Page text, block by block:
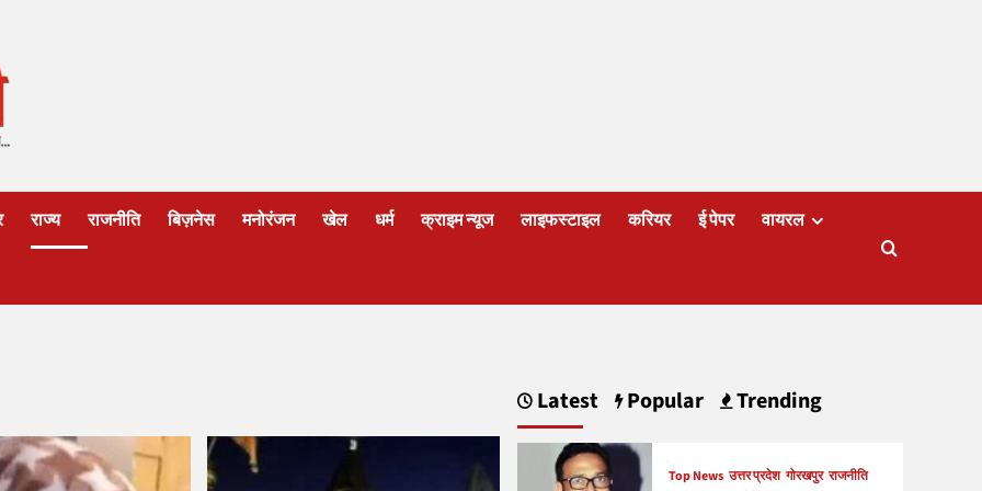
राज्य राजनीति बिज़नेस मनोरंजन खेल धर्म क्राइम न्यूज लाइफस्टाइल करियर ई पेपर वायरल
Latest Popular Trending
Top News उत्तर प्रदेश गोरखपुर राजनीति